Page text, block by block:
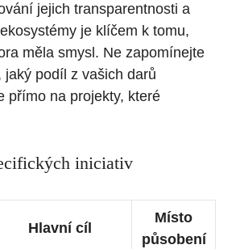
jejich transparentnosti a
je klíčem k tomu,
měla smysl. Ne zapomínejte
jaký podíl z vašich darů
přímo na projekty, které
iniciativ
Hlavní cíl
Místo
působení